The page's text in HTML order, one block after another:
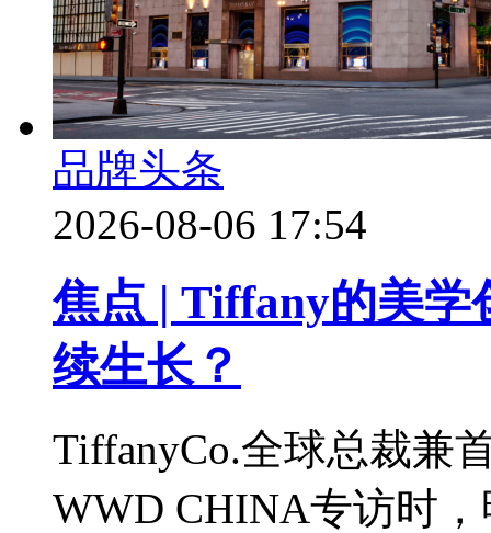
品牌头条
2026-08-06 17:54
焦点 | Tiffany的美学
续生长？
TiffanyCo.全球总裁兼
WWD CHINA专访时